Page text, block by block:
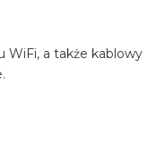
WiFi, a także kablowy